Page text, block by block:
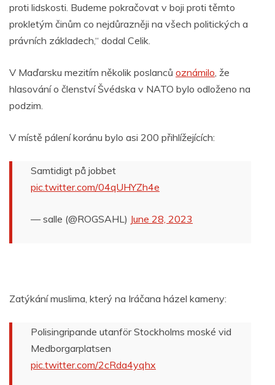
proti lidskosti. Budeme pokračovat v boji proti těmto
prokletým činům co nejdůrazněji na všech politických a
právních základech,“ dodal Celik.
V Maďarsku mezitím několik poslanců oznámilo , že
hlasování o členství Švédska v NATO bylo odloženo na
podzim.
V místě pálení koránu bylo asi 200 přihlížejících:
Samtidigt på jobbet
pic.twitter.com/04qUHYZh4e
— salle (@ROGSAHL) June 28, 2023
Zatýkání muslima, který na Iráčana házel kameny:
Polisingripande utanför Stockholms moské vid
Medborgarplatsen
pic.twitter.com/2cRda4yqhx